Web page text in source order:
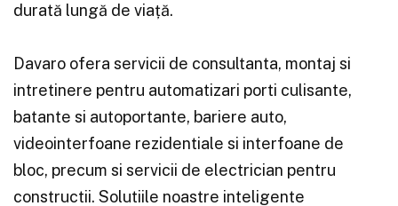
durată lungă de viață.
Davaro ofera servicii de consultanta, montaj si
intretinere pentru automatizari porti culisante,
batante si autoportante, bariere auto,
videointerfoane rezidentiale si interfoane de
bloc, precum si servicii de electrician pentru
constructii. Solutiile noastre inteligente